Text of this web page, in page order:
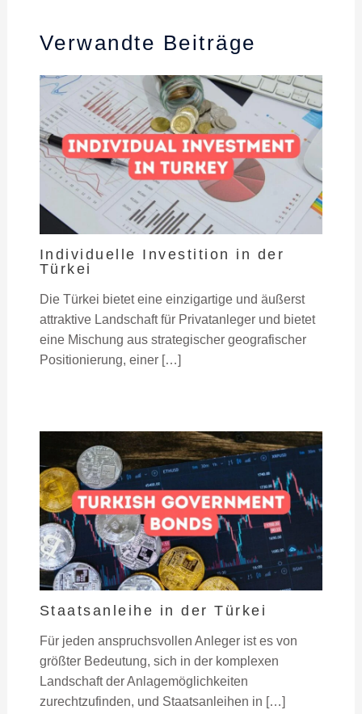
Verwandte Beiträge
Individuelle Investition in der
Türkei
Die Türkei bietet eine einzigartige und äußerst
attraktive Landschaft für Privatanleger und bietet
eine Mischung aus strategischer geografischer
Positionierung, einer […]
Staatsanleihe in der Türkei
Für jeden anspruchsvollen Anleger ist es von
größter Bedeutung, sich in der komplexen
Landschaft der Anlagemöglichkeiten
zurechtzufinden, und Staatsanleihen in […]